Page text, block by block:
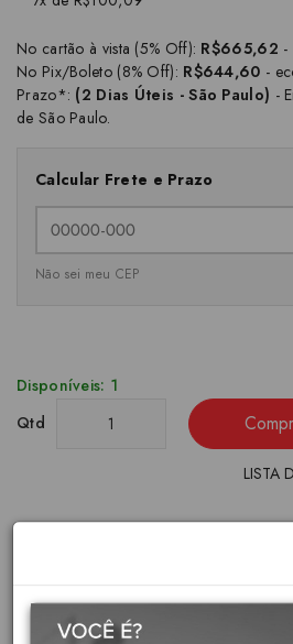
No cartão à vista (5% Off): R$665,62 -
No Pix/Boleto (8% Off): R$644,60 -
Prazo*: (2 Dias Úteis - São Paulo) -
de São Paulo.
Calcular Frete e Prazo
Não sei meu CEP
Disponíveis: 1
Qtd
LISTA